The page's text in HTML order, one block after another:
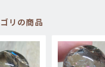
リの商品